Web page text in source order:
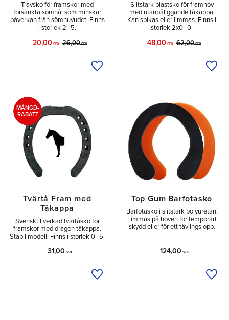
Travsko för framskor med
försänkta sömhål som minskar
påverkan från sömhuvudet. Finns
i storlek 2–5.
20,00 SEK 26,00SEK
Lägg till i önskelista
Slitstark plastsko för framhov
med utanpåliggande tåkappa.
Kan spikas eller limmas. Finns i
storlek 2x0–0.
48,00 SEK 62,00SEK
Tvärtå Fram med
Tåkappa
Svensktillverkad tvärtåsko för
framskor med dragen tåkappa.
Stabil modell. Finns i storlek 0–5.
31,00 SEK
MÄNGD-
RABATT
Lägg till i önskelista
Top Gum Barfotasko
Barfotasko i slitstark polyuretan.
Limmas på hoven för temporärt
skydd eller för ett tävlingslopp.
124,00 SEK